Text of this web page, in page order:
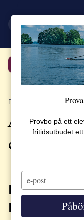
Tillbaka
PUBLICERAT 3
Åtgärder
covid-19
FÖR
Provbo på ett
fritidsutbudet
your
email